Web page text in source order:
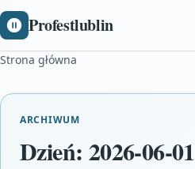
Profestlublin
Strona główna
ARCHIWUM
Dzień: 2026-06-01